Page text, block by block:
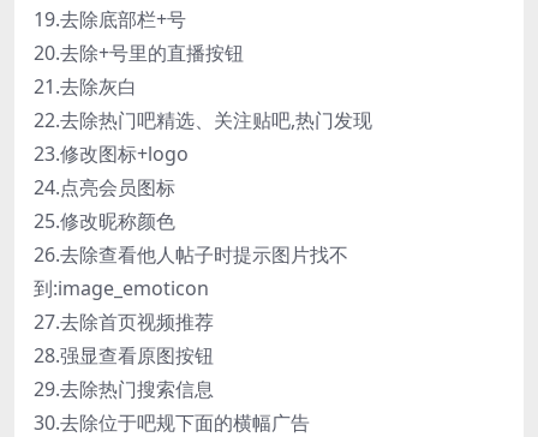
19.去除底部栏+号
20.去除+号里的直播按钮
21.去除灰白
22.去除热门吧精选、关注贴吧,热门发现
23.修改图标+logo
24.点亮会员图标
25.修改昵称颜色
26.去除查看他人帖子时提示图片找不
到:image_emoticon
27.去除首页视频推荐
28.强显查看原图按钮
29.去除热门搜索信息
30.去除位于吧规下面的横幅广告